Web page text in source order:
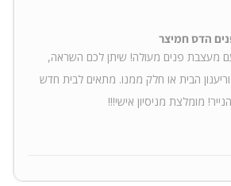
הדס חמיצר
מעצבת פנים מעולה! שיתן לכם השראה,
וריענון הבית או חלק ממנו. מתאים לבית חדש
מומלצת מניסיון אישי!!!